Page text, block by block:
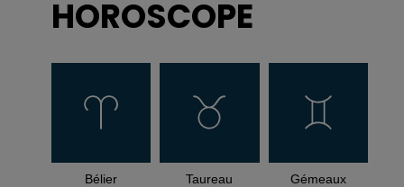
HOROSCOPE
Bélier Taureau Gémeaux